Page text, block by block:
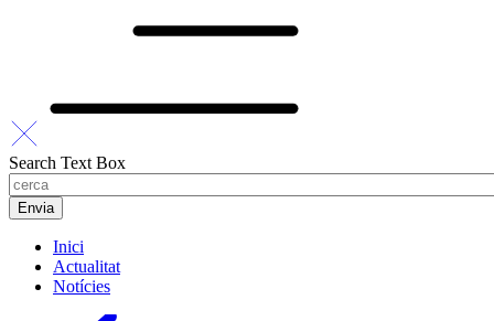
Search Text Box
Inici
Actualitat
Notícies